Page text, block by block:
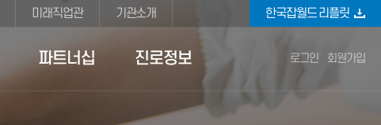
미래직업관 기관소개 한국잡월드리플릿
파트너십 진로정보 로그인 회원가입